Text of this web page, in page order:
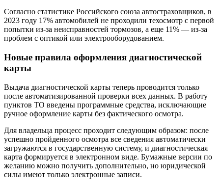
Согласно статистике Российского союза автостраховщиков, в
2023 году 17% автомобилей не проходили техосмотр с первой
попытки из-за неисправностей тормозов, а еще 11% — из-за
проблем с оптикой или электрооборудованием.
Новые правила оформления диагностической
карты
Выдача диагностической карты теперь проводится только
после автоматизированной проверки всех данных. В работу
пунктов ТО введены программные средства, исключающие
ручное оформление карты без фактического осмотра.
Для владельца процесс проходит следующим образом: после
успешно пройденного осмотра все сведения автоматически
загружаются в государственную систему, и диагностическая
карта формируется в электронном виде. Бумажные версии по
желанию можно получить дополнительно, но юридической
силы имеют только электронные записи.